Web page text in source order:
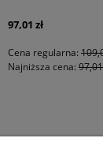
97,01 zł
Cena regularna:
Najniższa cena: 97,01